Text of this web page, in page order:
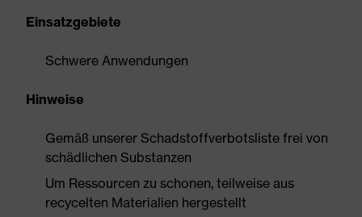
Einsatzgebiete
Schwere Anwendungen
Hinweise
Gemäß unserer Schadstoffverbotsliste frei von
schädlichen Substanzen
Um Ressourcen zu schonen, teilweise aus
recycelten Materialien hergestellt